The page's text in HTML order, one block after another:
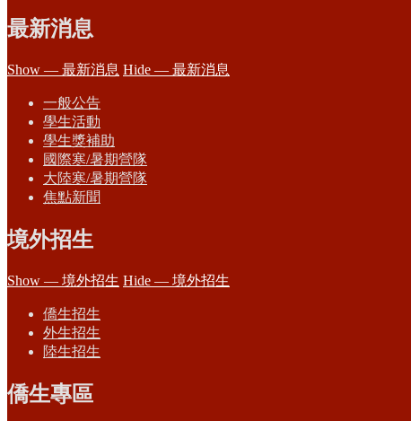
最新消息
Show — 最新消息 Hide — 最新消息
一般公告
學生活動
學生獎補助
國際寒/暑期營隊
大陸寒/暑期營隊
焦點新聞
境外招生
Show — 境外招生 Hide — 境外招生
僑生招生
外生招生
陸生招生
僑生專區